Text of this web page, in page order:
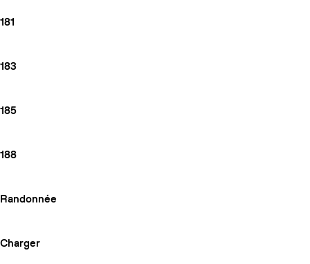
181
183
185
188
Randonnée
Charger